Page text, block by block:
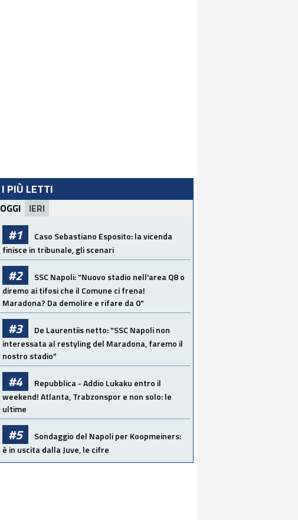
I PIÙ LETTI
OGGI IERI
#1
Caso Sebastiano Esposito: la vicenda
finisce in tribunale, gli scenari
#2
SSC Napoli: "Nuovo stadio nell'area Q8 o
diremo ai tifosi che il Comune ci frena!
Maradona? Da demolire e rifare da 0"
#3
De Laurentiis netto: "SSC Napoli non
interessata al restyling del Maradona, faremo il
nostro stadio"
#4
Repubblica - Addio Lukaku entro il
weekend! Atlanta, Trabzonspor e non solo: le
ultime
#5
Sondaggio del Napoli per Koopmeiners:
è in uscita dalla Juve, le cifre